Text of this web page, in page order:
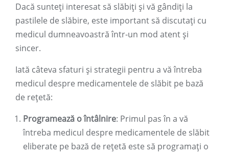
Dacă sunteți interesat să slăbiți și vă gândiți la
pastilele de slăbire, este important să discutați cu
medicul dumneavoastră într-un mod atent și
sincer.
Iată câteva sfaturi și strategii pentru a vă întreba
medicul despre medicamentele de slăbit pe bază
de rețetă:
Programează o întâlnire: Primul pas în a vă
întreba medicul despre medicamentele de slăbit
eliberate pe bază de rețetă este să programați o